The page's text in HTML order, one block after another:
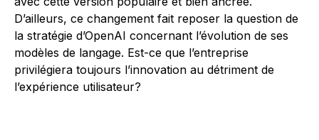
D’ailleurs, ce changement fait reposer la question de
la stratégie d’OpenAI concernant l’évolution de ses
modèles de langage. Est-ce que l’entreprise
privilégiera toujours l’innovation au détriment de
l’expérience utilisateur?